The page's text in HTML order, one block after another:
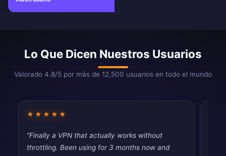
Lo Que Dicen Nuestros Usuarios
Valorado 4.8/5 por más de 12,500 usuarios en todo el mundo
★★★★★
"Finally a VPN that actually works without
throttling. Been using for 3 months now and